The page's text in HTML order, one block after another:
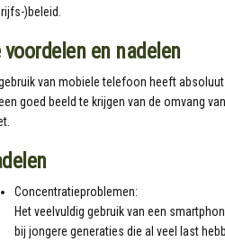
)beleid.
voordelen en nadelen
van mobiele telefoon heeft
goed beeld te krijgen van de omvang
Concentratieproblemen:
Het veelvuldig gebruik van een
bij jongere generaties die al veel last